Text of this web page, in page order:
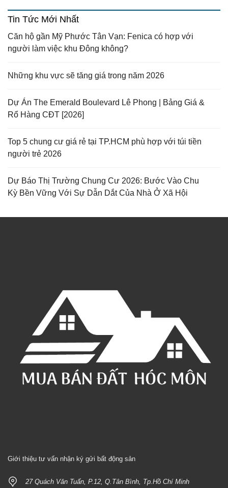
Tin Tức Mới Nhất
Căn hộ gần Mỹ Phước Tân Vạn: Fenica có hợp với
người làm việc khu Đông không?
Những khu vực sẽ tăng giá trong năm 2026
Dự Án The Emerald Boulevard Lê Phong | Bảng Giá &
Rổ Hàng CĐT [2026]
Top 5 chung cư giá rẻ tại TP.HCM phù hợp với túi tiền
người trẻ 2026
Dự Báo Thị Trường Chung Cư 2026: Bước Vào Chu
Kỳ Bền Vững Với Sự Dẫn Dắt Của Nhà Ở Xã Hội
Giới thiệu tư vấn nhận ký gửi bất động sản
27 Quách Văn Tuấn, P.12, Q.Tân Bình, Tp.Hồ Chí Minh